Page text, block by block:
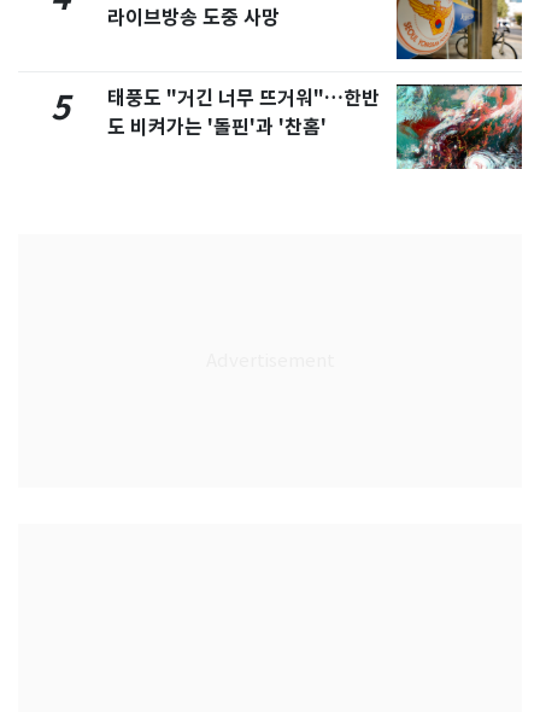
라이브방송 도중 사망
5
태풍도 "거긴 너무 뜨거워"…한반
도 비켜가는 '돌핀'과 '찬홈'